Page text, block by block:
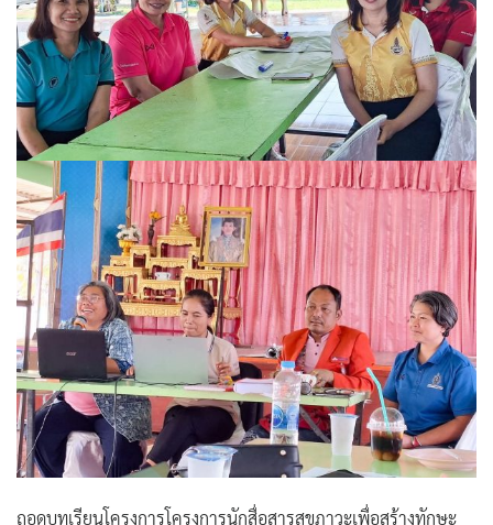
ถอดบทเรียนโครงการโครงการนักสื่อสารสุขภาวะเพื่อสร้างทักษะ